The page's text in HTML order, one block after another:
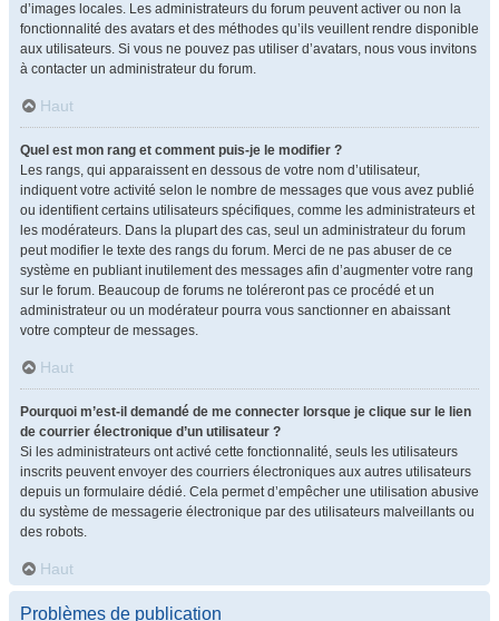
d’images locales. Les administrateurs du forum peuvent activer ou non la
fonctionnalité des avatars et des méthodes qu’ils veuillent rendre disponible
aux utilisateurs. Si vous ne pouvez pas utiliser d’avatars, nous vous invitons
à contacter un administrateur du forum.
Haut
Quel est mon rang et comment puis-je le modifier ?
Les rangs, qui apparaissent en dessous de votre nom d’utilisateur,
indiquent votre activité selon le nombre de messages que vous avez publié
ou identifient certains utilisateurs spécifiques, comme les administrateurs et
les modérateurs. Dans la plupart des cas, seul un administrateur du forum
peut modifier le texte des rangs du forum. Merci de ne pas abuser de ce
système en publiant inutilement des messages afin d’augmenter votre rang
sur le forum. Beaucoup de forums ne toléreront pas ce procédé et un
administrateur ou un modérateur pourra vous sanctionner en abaissant
votre compteur de messages.
Haut
Pourquoi m’est-il demandé de me connecter lorsque je clique sur le lien
de courrier électronique d’un utilisateur ?
Si les administrateurs ont activé cette fonctionnalité, seuls les utilisateurs
inscrits peuvent envoyer des courriers électroniques aux autres utilisateurs
depuis un formulaire dédié. Cela permet d’empêcher une utilisation abusive
du système de messagerie électronique par des utilisateurs malveillants ou
des robots.
Haut
Problèmes de publication